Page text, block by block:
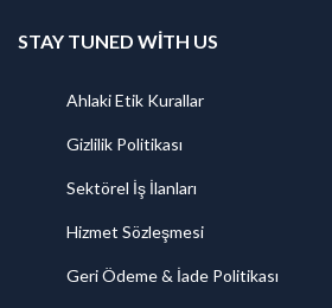
STAY TUNED WITH US
Ahlaki Etik Kurallar
Gizlilik Politikası
Sektörel İş İlanları
Hizmet Sözleşmesi
Geri Ödeme & İade Politikası